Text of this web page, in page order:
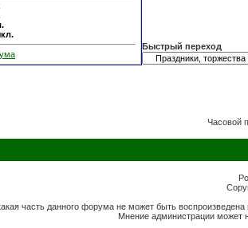
Быстрый переход
Часовой
часть данного форума не может быть
Мнение администрации может